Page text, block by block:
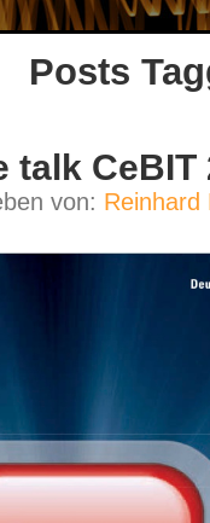
Posts
talk CeBIT
von: Reinhard